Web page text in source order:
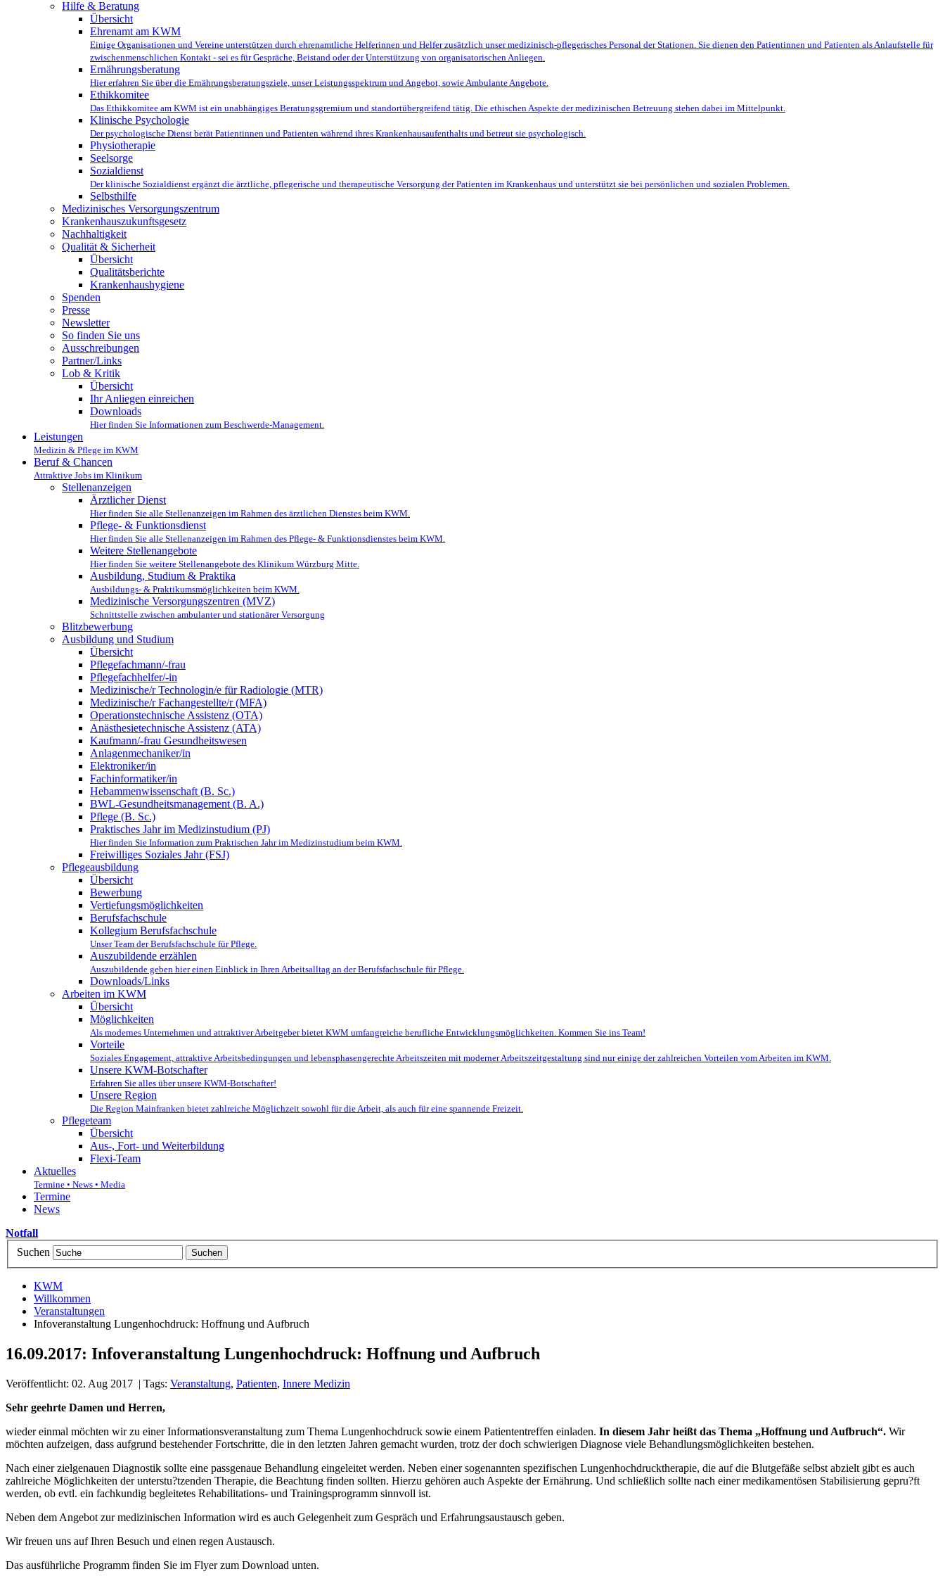
Hilfe & Beratung
Übersicht
Ehrenamt am KWM
Einige Organisationen und Vereine unterstützen durch ehrenamtliche Helferinnen und Helfer zusätzlich unser medizinisch-pflegerisches Personal der Stationen. Sie dienen den Patientinnen und Patienten als Anlaufstelle für
zwischenmenschlichen Kontakt - sei es für Gespräche, Beistand oder der Unterstützung von organisatorischen Anliegen.
Ernährungsberatung
Hier erfahren Sie über die Ernährungsberatungsziele, unser Leistungsspektrum und Angebot, sowie Ambulante Angebote.
Ethikkomitee
Das Ethikkomitee am KWM ist ein unabhängiges Beratungsgremium und standortübergreifend tätig. Die ethischen Aspekte der medizinischen Betreuung stehen dabei im Mittelpunkt.
Klinische Psychologie
Der psychologische Dienst berät Patientinnen und Patienten während ihres Krankenhausaufenthalts und betreut sie psychologisch.
Physiotherapie
Seelsorge
Sozialdienst
Der klinische Sozialdienst ergänzt die ärztliche, pflegerische und therapeutische Versorgung der Patienten im Krankenhaus und unterstützt sie bei persönlichen und sozialen Problemen.
Selbsthilfe
Medizinisches Versorgungszentrum
Krankenhauszukunftsgesetz
Nachhaltigkeit
Qualität & Sicherheit
Übersicht
Qualitätsberichte
Krankenhaushygiene
Spenden
Presse
Newsletter
So finden Sie uns
Ausschreibungen
Partner/Links
Lob & Kritik
Übersicht
Ihr Anliegen einreichen
Downloads
Hier finden Sie Informationen zum Beschwerde-Management.
Leistungen
Medizin & Pflege im KWM
Beruf & Chancen
Attraktive Jobs im Klinikum
Stellenanzeigen
Ärztlicher Dienst
Hier finden Sie alle Stellenanzeigen im Rahmen des ärztlichen Dienstes beim KWM.
Pflege- & Funktionsdienst
Hier finden Sie alle Stellenanzeigen im Rahmen des Pflege- & Funktionsdienstes beim KWM.
Weitere Stellenangebote
Hier finden Sie weitere Stellenangebote des Klinikum Würzburg Mitte.
Ausbildung, Studium & Praktika
Ausbildungs- & Praktikumsmöglichkeiten beim KWM.
Medizinische Versorgungszentren (MVZ)
Schnittstelle zwischen ambulanter und stationärer Versorgung
Blitzbewerbung
Ausbildung und Studium
Übersicht
Pflegefachmann/-frau
Pflegefachhelfer/-in
Medizinische/r Technologin/e für Radiologie (MTR)
Medizinische/r Fachangestellte/r (MFA)
Operationstechnische Assistenz (OTA)
Anästhesietechnische Assistenz (ATA)
Kaufmann/-frau Gesundheitswesen
Anlagenmechaniker/in
Elektroniker/in
Fachinformatiker/in
Hebammenwissenschaft (B. Sc.)
BWL-Gesundheitsmanagement (B. A.)
Pflege (B. Sc.)
Praktisches Jahr im Medizinstudium (PJ)
Hier finden Sie Information zum Praktischen Jahr im Medizinstudium beim KWM.
Freiwilliges Soziales Jahr (FSJ)
Pflegeausbildung
Übersicht
Bewerbung
Vertiefungsmöglichkeiten
Berufsfachschule
Kollegium Berufsfachschule
Unser Team der Berufsfachschule für Pflege.
Auszubildende erzählen
Auszubildende geben hier einen Einblick in Ihren Arbeitsalltag an der Berufsfachschule für Pflege.
Downloads/Links
Arbeiten im KWM
Übersicht
Möglichkeiten
Als modernes Unternehmen und attraktiver Arbeitgeber bietet KWM umfangreiche berufliche Entwicklungsmöglichkeiten. Kommen Sie ins Team!
Vorteile
Soziales Engagement, attraktive Arbeitsbedingungen und lebensphasengerechte Arbeitszeiten mit moderner Arbeitszeitgestaltung sind nur einige der zahlreichen Vorteilen vom Arbeiten im KWM.
Unsere KWM-Botschafter
Erfahren Sie alles über unsere KWM-Botschafter!
Unsere Region
Die Region Mainfranken bietet zahlreiche Möglichzeit sowohl für die Arbeit, als auch für eine spannende Freizeit.
Pflegeteam
Übersicht
Aus-, Fort- und Weiterbildung
Flexi-Team
Aktuelles
Termine • News • Media
Termine
News
Notfall
Suchen
KWM
Willkommen
Veranstaltungen
Infoveranstaltung Lungenhochdruck: Hoffnung und Aufbruch
16.09.2017: Infoveranstaltung Lungenhochdruck: Hoffnung und Aufbruch
Veröffentlicht: 02. Aug 2017 | Tags: Veranstaltung, Patienten, Innere Medizin
Sehr geehrte Damen und Herren,
wieder einmal möchten wir zu einer Informationsveranstaltung zum Thema Lungenhochdruck sowie einem Patiententreffen einladen. In diesem Jahr heißt das Thema „Hoffnung und Aufbruch“. Wir
möchten aufzeigen, dass aufgrund bestehender Fortschritte, die in den letzten Jahren gemacht wurden, trotz der doch schwierigen Diagnose viele Behandlungsmöglichkeiten bestehen.
Nach einer zielgenauen Diagnostik sollte eine passgenaue Behandlung eingeleitet werden. Neben einer sogenannten spezifischen Lungenhochdrucktherapie, die auf die Blutgefäße selbst abzielt gibt es auch
zahlreiche Möglichkeiten der unterstu?tzenden Therapie, die Beachtung finden sollten. Hierzu gehören auch Aspekte der Ernährung. Und schließlich sollte nach einer medikamentösen Stabilisierung gepru?ft
werden, ob evtl. ein fachkundig begleitetes Rehabilitations- und Trainingsprogramm sinnvoll ist.
Neben dem Angebot zur medizinischen Information wird es auch Gelegenheit zum Gespräch und Erfahrungsaustausch geben.
Wir freuen uns auf Ihren Besuch und einen regen Austausch.
Das ausführliche Programm finden Sie im Flyer zum Download unten.